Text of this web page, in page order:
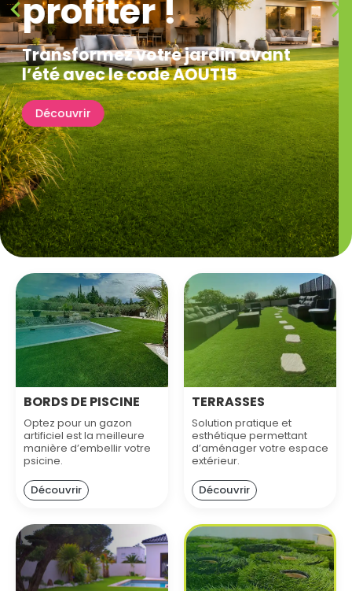
gratuits
Touchez la matière, comparez les teintes et
visualisez le rendu directement chez vous avant
de commander votre gazon synthétique.
Découvrir
 
BORDS DE PISCINE
Optez pour un gazon
artificiel est la meilleure
manière d’embellir votre
psicine.
Découvrir
TERRASSES
Solution pratique et
esthétique permettant
d’aménager votre espace
extérieur.
Découvrir